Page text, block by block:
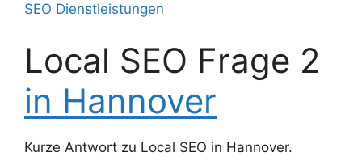
SEO Dienstleistungen
Local SEO Frage 2
in Hannover
Kurze Antwort zu Local SEO in Hannover.